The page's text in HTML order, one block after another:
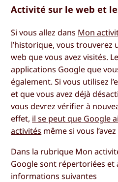
Activité sur le web et
Si vous allez dans Mon
l’historique, vous trouverez
web que vous avez visités.
applications Google que
également. Si vous utilisez
et que vous avez déjà
vous devrez vérifier à
effet, il se peut que Google
activités même si vous
Dans la rubrique Mon
Google sont répertoriées et
informations suivantes